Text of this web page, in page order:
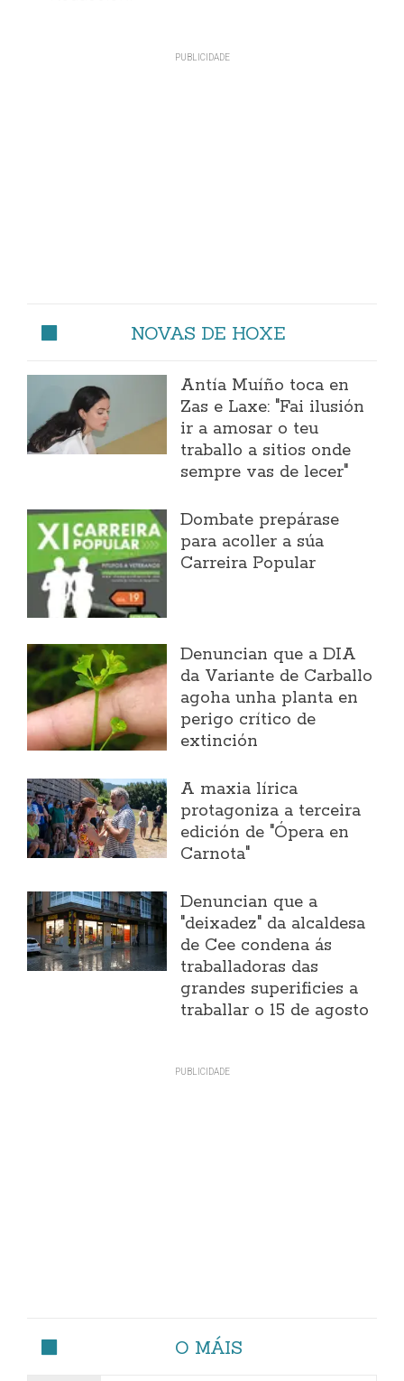
NOVAS DE HOXE
Antía Muíño toca en
Zas e Laxe: "Fai ilusión
ir a amosar o teu
traballo a sitios onde
sempre vas de lecer"
Dombate prepárase
para acoller a súa
Carreira Popular
Denuncian que a DIA
da Variante de Carballo
agoha unha planta en
perigo crítico de
extinción
A maxia lírica
protagoniza a terceira
edición de "Ópera en
Carnota"
Denuncian que a
"deixadez" da alcaldesa
de Cee condena ás
traballadoras das
grandes superificies a
traballar o 15 de agosto
O MÁIS